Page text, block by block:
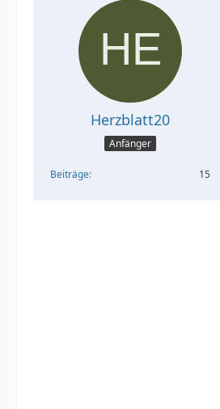
Herzblatt20
Anfänger
Beiträge 15